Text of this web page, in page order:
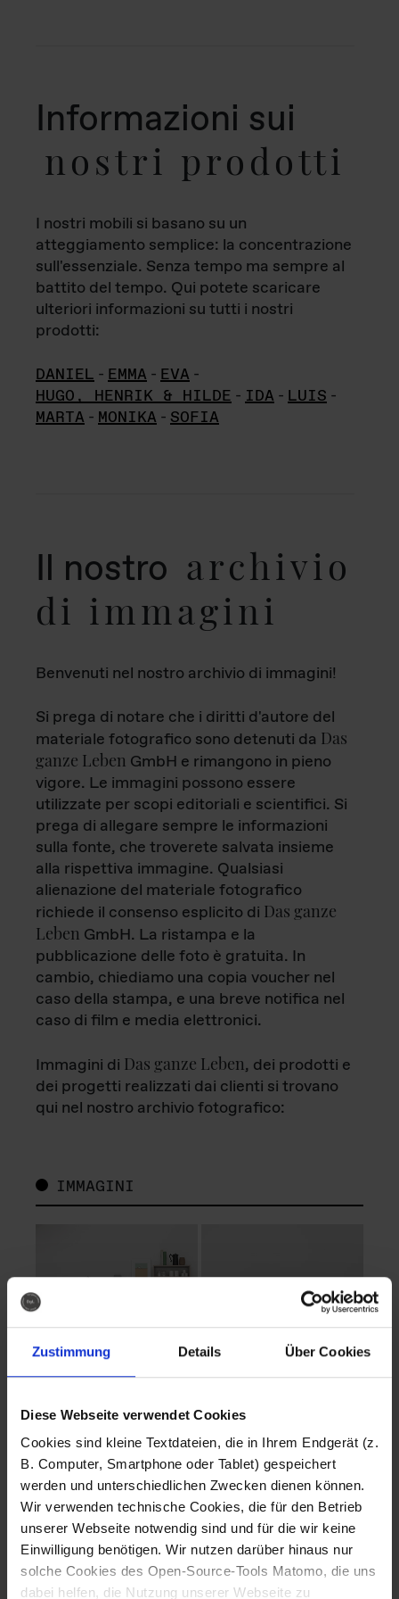
Zustimmung Details Über Cookies
Diese Webseite verwendet Cookies
Cookies sind kleine Textdateien, die in Ihrem Endgerät (z.
B. Computer, Smartphone oder Tablet) gespeichert
werden und unterschiedlichen Zwecken dienen können.
Wir verwenden technische Cookies, die für den Betrieb
unserer Webseite notwendig sind und für die wir keine
Einwilligung benötigen. Wir nutzen darüber hinaus nur
solche Cookies des Open-Source-Tools Matomo, die uns
dabei helfen, die Nutzung unserer Webseite zu
Informazioni sui
nostri prodotti
I nostri mobili si basano su un
atteggiamento semplice: la concentrazione
sull'essenziale. Senza tempo ma sempre al
battito del tempo. Qui potete scaricare
ulteriori informazioni su tutti i nostri
prodotti:
DANIEL - EMMA - EVA -
HUGO, HENRIK & HILDE - IDA - LUIS -
MARTA - MONIKA - SOFIA
Il nostro archivio
di immagini
Benvenuti nel nostro archivio di immagini!
Si prega di notare che i diritti d'autore del
materiale fotografico sono detenuti da Das
ganze Leben GmbH e rimangono in pieno
vigore. Le immagini possono essere
utilizzate per scopi editoriali e scientifici. Si
prega di allegare sempre le informazioni
sulla fonte, che troverete salvata insieme
alla rispettiva immagine. Qualsiasi
alienazione del materiale fotografico
richiede il consenso esplicito di Das ganze
Leben GmbH. La ristampa e la
pubblicazione delle foto è gratuita. In
cambio, chiediamo una copia voucher nel
caso della stampa, e una breve notifica nel
caso di film e media elettronici.
Immagini di Das ganze Leben, dei prodotti e
dei progetti realizzati dai clienti si trovano
qui nel nostro archivio fotografico:
IMMAGINI
Fotografo: Lorenz
Sternbach
Download
Fotografo: Lorenz
Sternbach
Download